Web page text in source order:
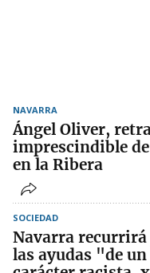
NAVARRA
Ángel Oliver,
imprescindible
en la Ribera
SOCIEDAD
Navarra
las ayudas "de